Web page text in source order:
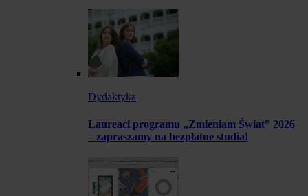
Dydaktyka
Laureaci programu „Zmieniam Świat” 2026
– zapraszamy na bezpłatne studia!